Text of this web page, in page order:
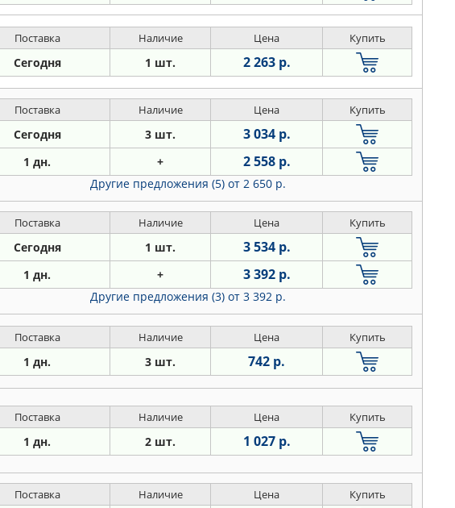
Поставка Наличие Цена Купить
Сегодня 1 шт. 2 263 р.
Поставка Наличие Цена Купить
Сегодня 3 шт. 3 034 р.
1 дн. + 2 558 р.
Другие предложения (5) от 2 650 р.
Поставка Наличие Цена Купить
Сегодня 1 шт. 3 534 р.
1 дн. + 3 392 р.
Другие предложения (3) от 3 392 р.
Поставка Наличие Цена Купить
1 дн. 3 шт. 742 р.
Поставка Наличие Цена Купить
1 дн. 2 шт. 1 027 р.
Поставка Наличие Цена Купить